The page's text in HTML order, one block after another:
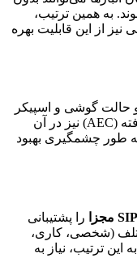
به همین ترتیب،
از این قابلیت بهره
حالت گوشی و اسپیکر
پشتیبانی می‌کند. فناوری حذف اکوی پیشرفته (AEC) نیز در آن
طور چشمگیری بهبود
را پشتیبانی
(شخصی، کاری،
این ترتیب، نیاز به